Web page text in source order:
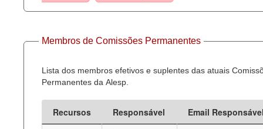
Membros de Comissões Permanentes
Lista dos membros efetivos e suplentes das atuais
Permanentes da Alesp.
Recursos Responsável
Email